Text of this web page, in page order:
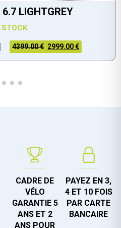
LIGHTGREY
STOCK
4399.00 € 2999.00 €
CADRE DE
VÉLO
GARANTIE 5
ANS ET 2
ANS POUR
PAYEZ EN 3,
4 ET 10 FOIS
PAR CARTE
BANCAIRE